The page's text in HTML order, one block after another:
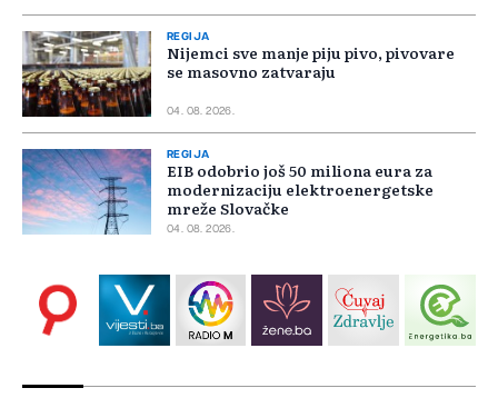
REGIJA
Nijemci sve manje piju pivo, pivovare
se masovno zatvaraju
04. 08. 2026.
REGIJA
EIB odobrio još 50 miliona eura za
modernizaciju elektroenergetske
mreže Slovačke
04. 08. 2026.